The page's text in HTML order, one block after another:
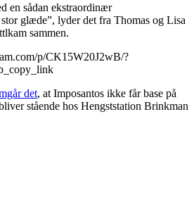
en sådan ekstraordinær
glæde”, lyder det fra Thomas og Lisa
sammen.
p/CK15W20J2wB/?
det, at Imposantos ikke får base på
stående hos Hengststation Brinkman